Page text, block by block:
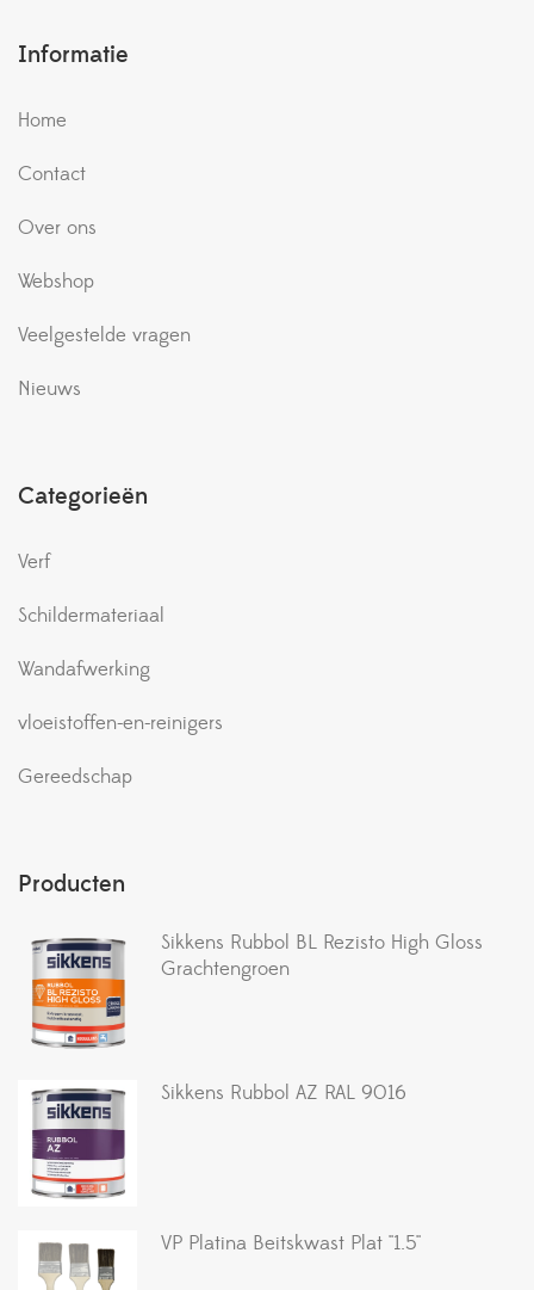
Informatie
Home
Contact
Over ons
Webshop
Veelgestelde vragen
Nieuws
Categorieën
Verf
Schildermateriaal
Wandafwerking
vloeistoffen-en-reinigers
Gereedschap
Producten
Sikkens Rubbol BL Rezisto High Gloss
Grachtengroen
Sikkens Rubbol AZ RAL 9016
VP Platina Beitskwast Plat ''1.5''